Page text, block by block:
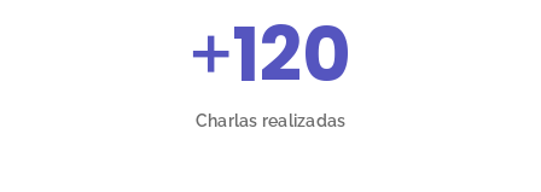
+120
Charlas realizadas